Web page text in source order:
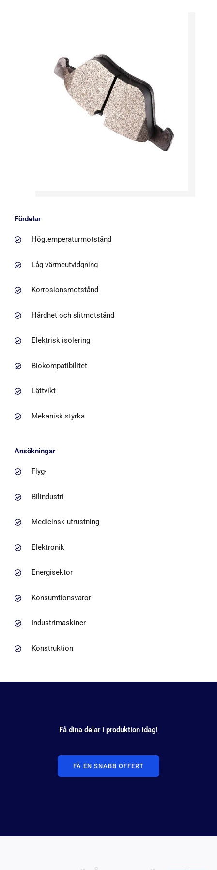
Fördelar
Högtemperaturmotstånd
Låg värmeutvidgning
Korrosionsmotstånd
Hårdhet och slitmotstånd
Elektrisk isolering
Biokompatibilitet
Lättvikt
Mekanisk styrka
Ansökningar
Flyg-
Bilindustri
Medicinsk utrustning
Elektronik
Energisektor
Konsumtionsvaror
Industrimaskiner
Konstruktion
Få dina delar i produktion idag!
FÅ EN SNABB OFFERT